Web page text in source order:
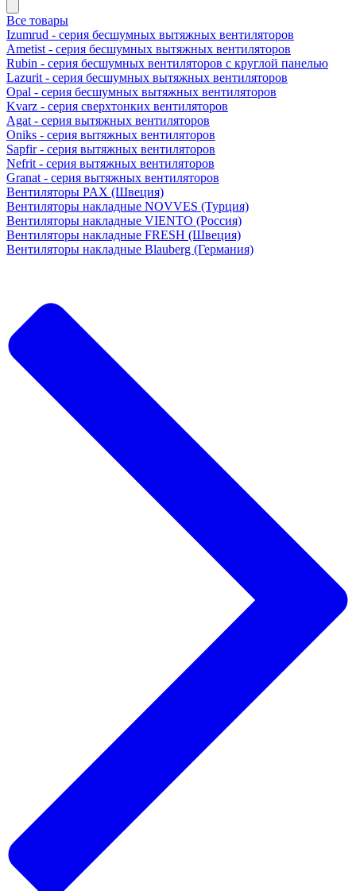
Все товары
Izumrud - серия бесшумных вытяжных вентиляторов
Ametist - серия бесшумных вытяжных вентиляторов
Rubin - серия бесшумных вентиляторов с круглой панелью
Lazurit - серия бесшумных вытяжных вентиляторов
Opal - серия бесшумных вытяжных вентиляторов
Kvarz - серия сверхтонких вентиляторов
Agat - серия вытяжных вентиляторов
Oniks - серия вытяжных вентиляторов
Sapfir - серия вытяжных вентиляторов
Nefrit - серия вытяжных вентиляторов
Granat - серия вытяжных вентиляторов
Вентиляторы PAX (Швеция)
Вентиляторы накладные NOVVES (Турция)
Вентиляторы накладные VIENTO (Россия)
Вентиляторы накладные FRESH (Швеция)
Вентиляторы накладные Blauberg (Германия)